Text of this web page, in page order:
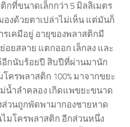
กที่ขนาดเล็กกว่า 5 มิลลิเมตร
องด้วยตาเปล่าไม่เห็น แต่มันก็
เคมีอยู่ อายุของพลาสติกมี
ยสลาย แตกออก เล็กลง และ
อีกนับร้อยปี สิบปีที่ผ่านมานัก
ครพลาสติก 100% มาจากขยะ
น้ำลำคลอง เกิดแพขยะขนาด
ส่วนถูกพัดพามากองชายหาด
มโครพลาสติก อีกส่วนหนึ่ง